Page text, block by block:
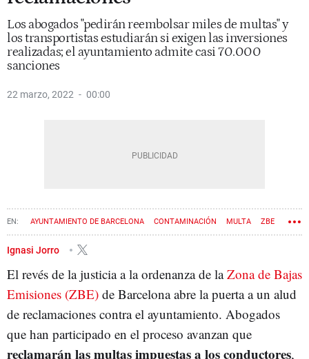
Los abogados "pedirán reembolsar miles de multas" y
los transportistas estudiarán si exigen las inversiones
realizadas; el ayuntamiento admite casi 70.000
sanciones
22 marzo, 2022 00:00
AYUNTAMIENTO DE BARCELONA CONTAMINACIÓN MULTA ZBE
Ignasi Jorro
El revés de la justicia a la ordenanza de laZona de Bajas
Emisiones (ZBE) de Barcelona abre la puerta a un alud
de reclamaciones contra el ayuntamiento. Abogados
que han participado en el proceso avanzan que
reclamarán las multas impuestas a los conductores,